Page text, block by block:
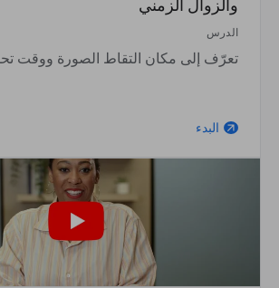
والزوال الزمني
الدرس
تعرّف إلى مكان التقاط الصورة ووقت
arrow_outward البدء